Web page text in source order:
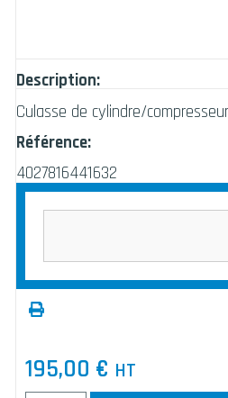
Description:
Culasse de cylindre/
Référence:
4027816441632
195,00 € HT